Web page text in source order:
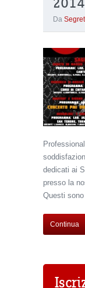
Da
dedicati ai
presso la
Questi
Continua